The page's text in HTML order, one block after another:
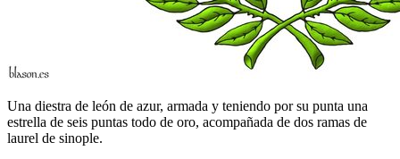
Una diestra de león de azur, armada y teniendo por su punta una
estrella de seis puntas todo de oro, acompañada de dos ramas de
laurel de sinople.